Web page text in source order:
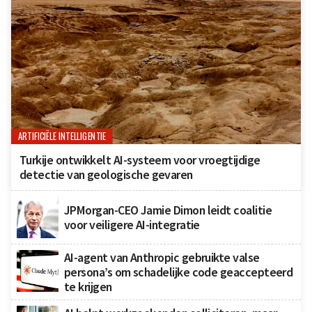
ARTIFICIËLE INTELLIGENTIE
Turkije ontwikkelt AI-systeem voor vroegtijdige
detectie van geologische gevaren
JPMorgan-CEO Jamie Dimon leidt coalitie
voor veiligere AI-integratie
AI-agent van Anthropic gebruikte valse
persona’s om schadelijke code geaccepteerd
te krijgen